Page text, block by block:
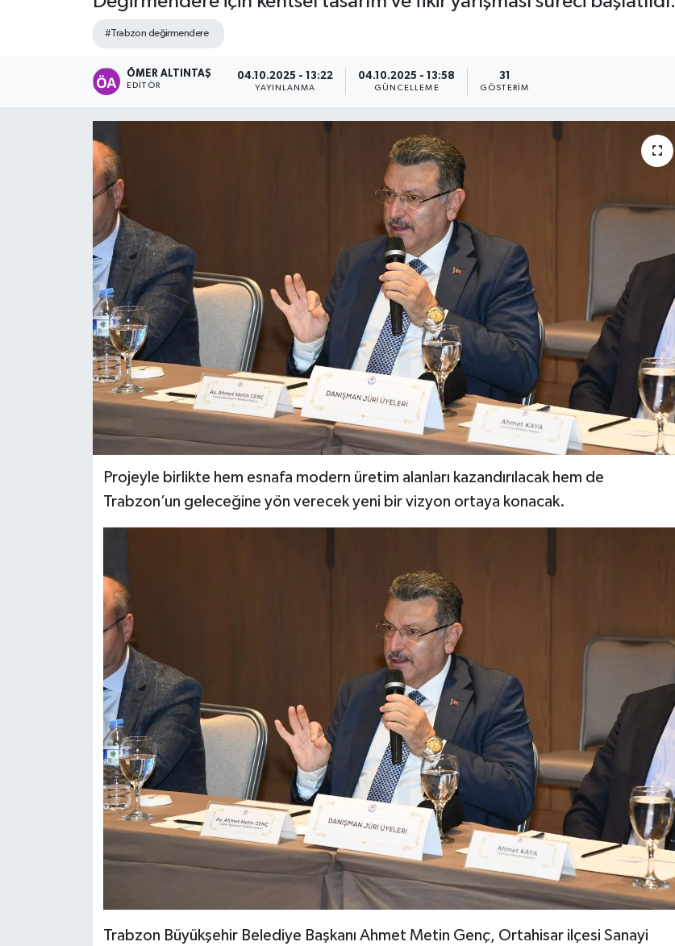
#Trabzon değirmendere
ÖMER ALTINTAŞ
EDITÖR
04.10.2025 - 13:22
YAYINLANMA
04.10.2025 - 13:58
GÜNCELLEME
31
GÖSTERIM
Projeyle birlikte hem esnafa modern üretim alanları kazandırılacak hem de
Trabzon’un geleceğine yön verecek yeni bir vizyon ortaya konacak.
Trabzon Büyükşehir Belediye Başkanı Ahmet Metin Genç, Ortahisar ilçesi Sanayi